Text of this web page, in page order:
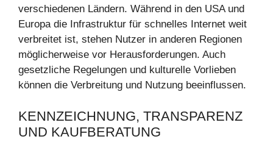
verschiedenen Ländern. Während in den USA und
Europa die Infrastruktur für schnelles Internet weit
verbreitet ist, stehen Nutzer in anderen Regionen
möglicherweise vor Herausforderungen. Auch
gesetzliche Regelungen und kulturelle Vorlieben
können die Verbreitung und Nutzung beeinflussen.
KENNZEICHNUNG, TRANSPARENZ
UND KAUFBERATUNG